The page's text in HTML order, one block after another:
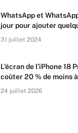
WhatsApp et
jour pour ajouter
31 juillet 2024
L’écran de l’iPhone 18
coûter 20 % de moins
24 juillet 2026